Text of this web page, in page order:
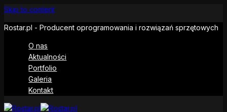
Skip to content
Rostar.pl - Producent oprogramowania i rozwiązań sprzętowych
O nas
Aktualności
Portfolio
Galeria
Kontakt